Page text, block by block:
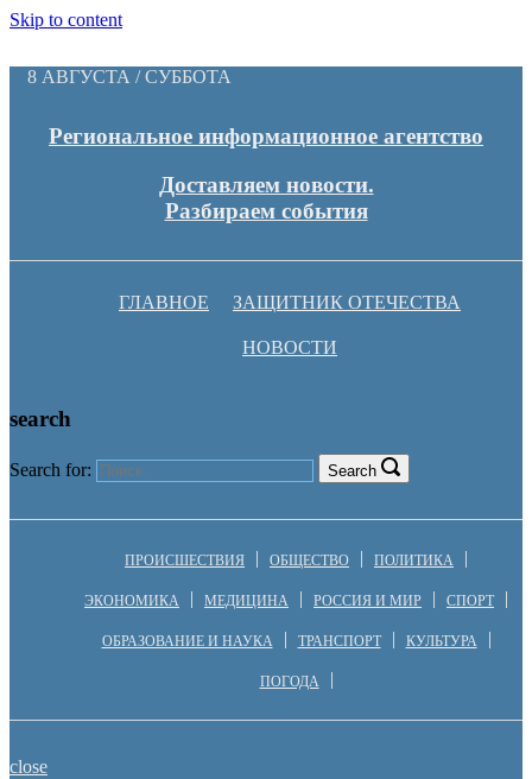
Skip to content
8 АВГУСТА / СУББОТА
Региональное информационное агентство
Доставляем новости.
Разбираем события
ГЛАВНОЕ ЗАЩИТНИК ОТЕЧЕСТВА
НОВОСТИ
search
Search for: Search
ПРОИСШЕСТВИЯ ОБЩЕСТВО ПОЛИТИКА
ЭКОНОМИКА МЕДИЦИНА РОССИЯ И МИР СПОРТ
ОБРАЗОВАНИЕ И НАУКА ТРАНСПОРТ КУЛЬТУРА
ПОГОДА
close